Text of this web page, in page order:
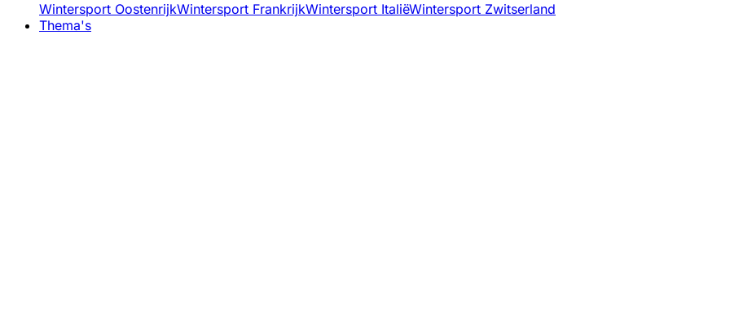
Wintersport OostenrijkWintersport FrankrijkWintersport ItaliëWintersport Zwitserland
Thema's